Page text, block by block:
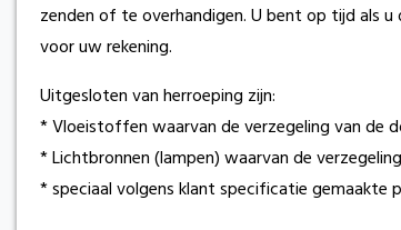
zenden of te overhandigen. U bent op tijd als
voor uw rekening.
Uitgesloten van herroeping zijn:
* Vloeistoffen waarvan de verzegeling van de
* Lichtbronnen (lampen) waarvan de
* speciaal volgens klant specificatie gemaakte